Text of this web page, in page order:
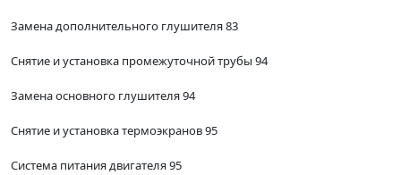
Замена дополнительного глушителя 83
Снятие и установка промежуточной трубы 94
Замена основного глушителя 94
Снятие и установка термоэкранов 95
Система питания двигателя 95